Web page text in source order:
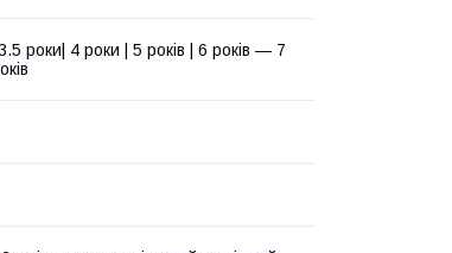
роки| 4 роки | 5 років | 6 років — 7